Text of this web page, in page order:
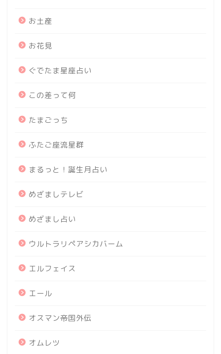
お土産
お花見
ぐでたま星座占い
この差って何
たまごっち
ふたご座流星群
まるっと！誕生月占い
めざましテレビ
めざまし占い
ウルトラリペアシカバーム
エルフェイス
エール
オスマン帝国外伝
オムレツ